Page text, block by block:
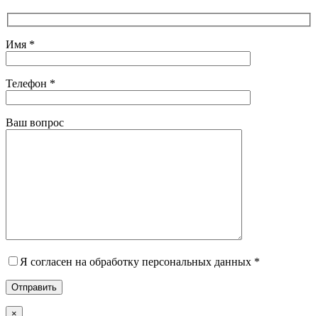
Имя *
Телефон *
Ваш вопрос
Я согласен на обработку персональных данных *
×